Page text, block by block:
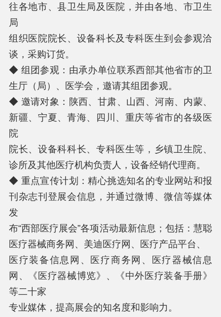
往各地市、县卫生局及医院，并由各地、市卫生
局
组织医院院长、设备科长及专科医生到会参观洽
谈，采购订货。
◆ 组团参观：由承办单位联系西部其他省市的卫
生厅（局）、医学会，邀请其组团参观。
◆ 邀请对象：陕西、甘肃、山西、河南、内蒙、
新疆、宁夏、青海、四川、重庆等省市的各级医
院
院长、设备科科长、专科医生等，乡镇卫生院、
诊所及其他医疗机构负责人，设备经销代理商。
◆ 重点宣传计划：精心挑选知名的专业网站和报
刊杂志刊登展会信息，并通过微博、微信等媒体
发
布“西部医疗展会”各项活动最新信息；包括：慧聪
医疗器械商务网、美迪医疗网、医疗产品平台、
医疗装备信息网、医疗商务网、医疗器械信息
网、《医疗器械博览》、《中外医疗装备手册》
等二十家
专业媒体，提高展会的知名度和影响力。